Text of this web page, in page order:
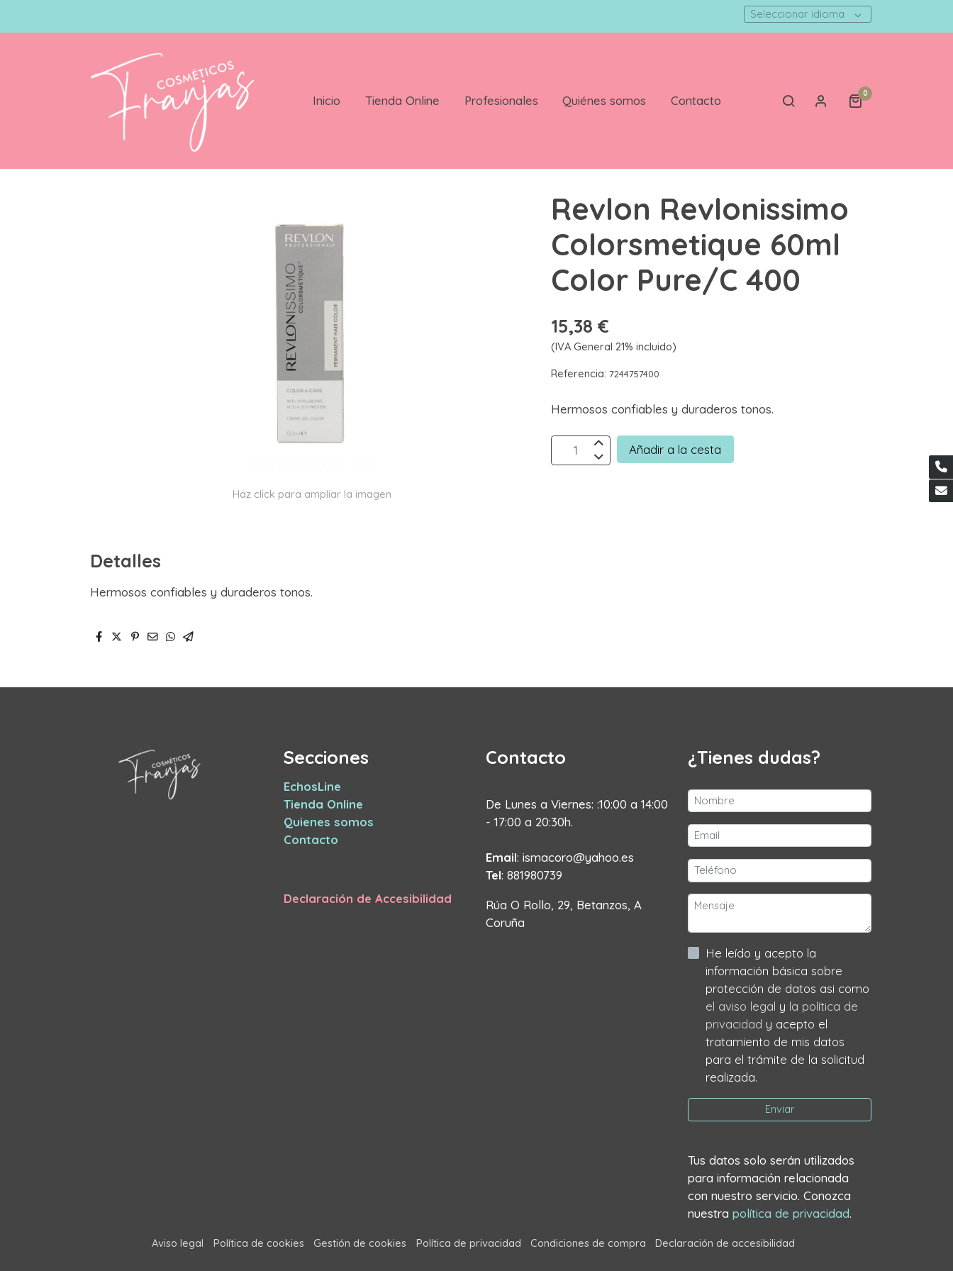
Seleccionar idioma
Inicio Tienda Online Profesionales Quiénes somos Contacto 0
Revlon Revlonissimo Colorsmetique 60ml Color Pure/C 400
Haz click para ampliar la imagen
Detalles
Hermosos confiables y duraderos tonos.
Revlon Revlonissimo
Colorsmetique 60ml
Color Pure/C 400
15,38 €
(IVA General 21% incluido)
Referencia:7244757400
Hermosos confiables y duraderos tonos.
Añadir a la cesta
Secciones
EchosLine
Tienda Online
Quienes somos
Contacto
Declaración de Accesibilidad
Contacto
De Lunes a Viernes: :10:00 a 14:00
- 17:00 a 20:30h.
Email: ismacoro@yahoo.es
Tel: 881980739
Rúa O Rollo, 29, Betanzos, A
Coruña
¿Tienes dudas?
He leído y acepto la
información básica sobre
protección de datos asi como
el aviso legal y la política de
privacidad y acepto el
tratamiento de mis datos
para el trámite de la solicitud
realizada.
Enviar
Tus datos solo serán utilizados
para información relacionada
con nuestro servicio. Conozca
nuestra política de privacidad.
Aviso legal Política de cookies Gestión de cookies Política de privacidad Condiciones de compra Declaración de accesibilidad